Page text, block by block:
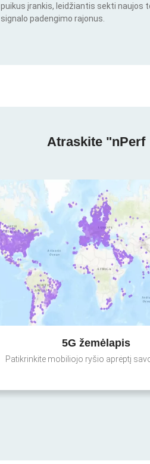
puikus įrankis, leidžiantis sekti naujos
signalo padengimo rajonus.
Atraskite "nPerf
5G žemėlapis
Patikrinkite mobiliojo ryšio aprėptį